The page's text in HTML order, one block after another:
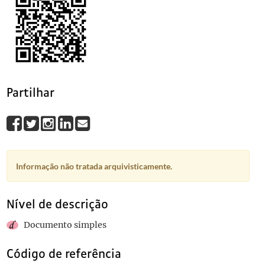
Partilhar
Informação não tratada arquivisticamente.
Nível de descrição
Documento simples
Código de referência